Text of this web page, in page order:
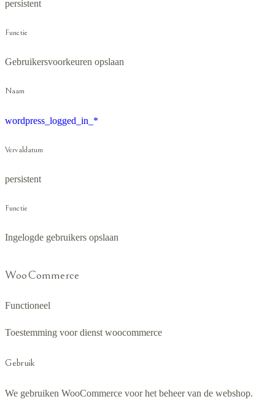
persistent
Functie
Gebruikersvoorkeuren opslaan
Naam
wordpress_logged_in_*
Vervaldatum
persistent
Functie
Ingelogde gebruikers opslaan
WooCommerce
Functioneel
Toestemming voor dienst woocommerce
Gebruik
We gebruiken WooCommerce voor het beheer van de webshop.